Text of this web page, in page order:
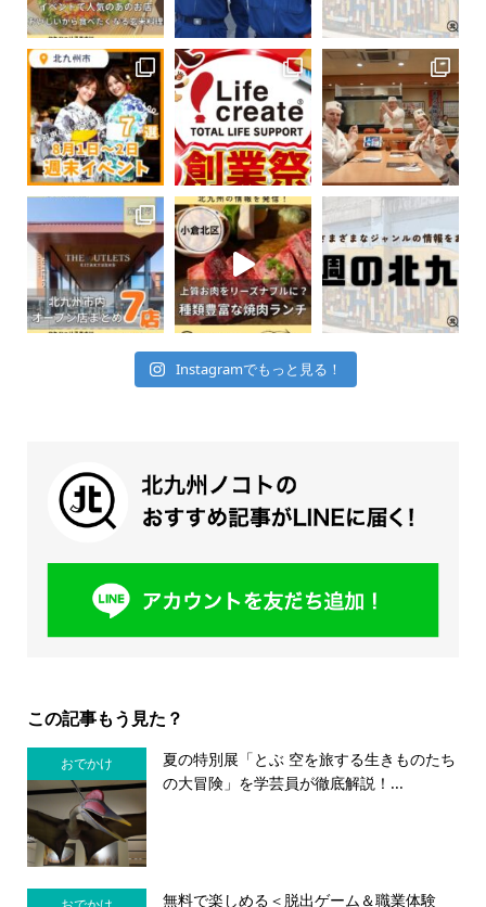
Instagramでもっと見る！
この記事もう見た？
おでかけ
夏の特別展「とぶ 空を旅する生きものたち
の大冒険」を学芸員が徹底解説！...
無料で楽しめる＜脱出ゲーム＆職業体験